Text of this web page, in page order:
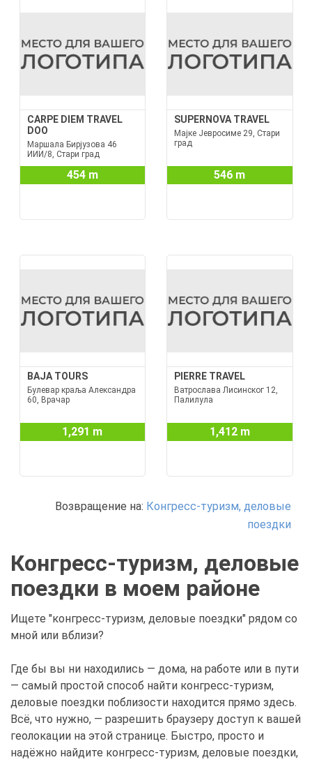
CARPE DIEM TRAVEL
DOO
Маршала Бирјузова 46
ИИИ/8, Стари град
454 m
SUPERNOVA TRAVEL
Мајке Јевросиме 29, Стари
град
546 m
BAJA TOURS
Булевар краља Александра
60, Врачар
1,291 m
PIERRE TRAVEL
Ватрослава Лисинског 12,
Палилула
1,412 m
Возвращение на: Конгресс-туризм, деловые
поездки
Конгресс-туризм, деловые
поездки в моем районе
Ищете "конгресс-туризм, деловые поездки" рядом со
мной или вблизи?
Где бы вы ни находились — дома, на работе или в пути
— самый простой способ найти конгресс-туризм,
деловые поездки поблизости находится прямо здесь.
Всё, что нужно, — разрешить браузеру доступ к вашей
геолокации на этой странице. Быстро, просто и
надёжно найдите конгресс-туризм, деловые поездки,